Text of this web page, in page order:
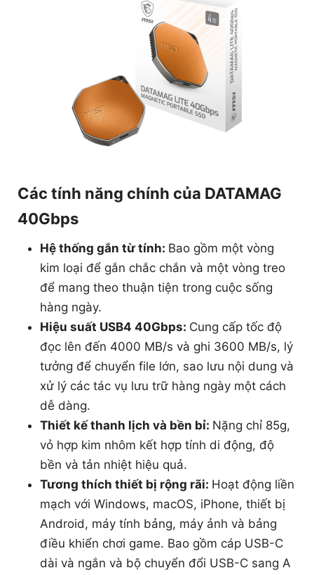
Các tính năng chính của DATAMAG
40Gbps
Hệ thống gắn từ tính: Bao gồm một vòng
kim loại để gắn chắc chắn và một vòng treo
để mang theo thuận tiện trong cuộc sống
hàng ngày.
Hiệu suất USB4 40Gbps: Cung cấp tốc độ
đọc lên đến 4000 MB/s và ghi 3600 MB/s, lý
tưởng để chuyển file lớn, sao lưu nội dung và
xử lý các tác vụ lưu trữ hàng ngày một cách
dễ dàng.
Thiết kế thanh lịch và bền bỉ: Nặng chỉ 85g,
vỏ hợp kim nhôm kết hợp tính di động, độ
bền và tản nhiệt hiệu quả.
Tương thích thiết bị rộng rãi: Hoạt động liền
mạch với Windows, macOS, iPhone, thiết bị
Android, máy tính bảng, máy ảnh và bảng
điều khiển chơi game. Bao gồm cáp USB-C
dài và ngắn và bộ chuyển đổi USB-C sang A